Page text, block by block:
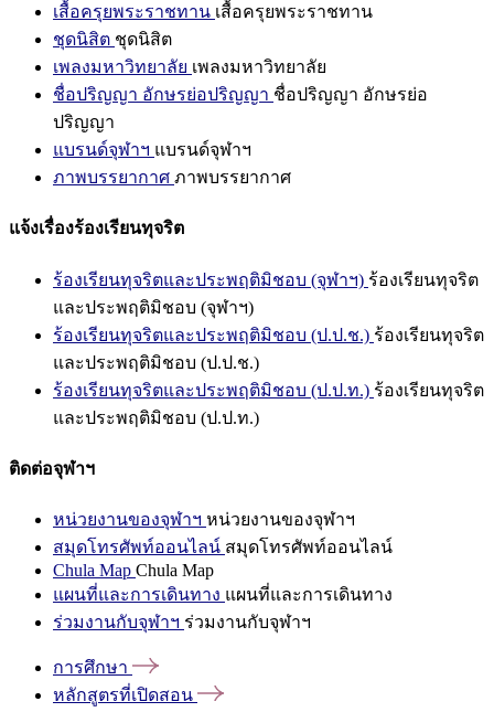
เสื้อครุยพระราชทาน เสื้อครุยพระราชทาน
ชุดนิสิต ชุดนิสิต
เพลงมหาวิทยาลัย เพลงมหาวิทยาลัย
ชื่อปริญญา อักษรย่อปริญญา ชื่อปริญญา อักษรย่อ
ปริญญา
แบรนด์จุฬาฯ แบรนด์จุฬาฯ
ภาพบรรยากาศ ภาพบรรยากาศ
แจ้งเรื่องร้องเรียนทุจริต
ร้องเรียนทุจริตและประพฤติมิชอบ (จุฬาฯ) ร้องเรียนทุจริต
และประพฤติมิชอบ (จุฬาฯ)
ร้องเรียนทุจริตและประพฤติมิชอบ (ป.ป.ช.) ร้องเรียนทุจริต
และประพฤติมิชอบ (ป.ป.ช.)
ร้องเรียนทุจริตและประพฤติมิชอบ (ป.ป.ท.) ร้องเรียนทุจริต
และประพฤติมิชอบ (ป.ป.ท.)
ติดต่อจุฬาฯ
หน่วยงานของจุฬาฯ หน่วยงานของจุฬาฯ
สมุดโทรศัพท์ออนไลน์ สมุดโทรศัพท์ออนไลน์
Chula Map Chula Map
แผนที่และการเดินทาง แผนที่และการเดินทาง
ร่วมงานกับจุฬาฯ ร่วมงานกับจุฬาฯ
การศึกษา
หลักสูตรที่เปิดสอน